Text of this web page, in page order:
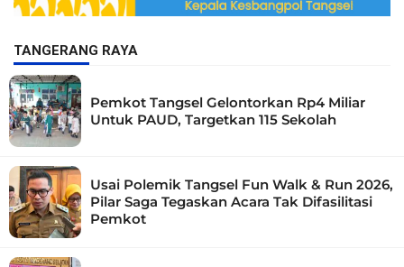
TANGERANG RAYA
Pemkot Tangsel Gelontorkan Rp4 Miliar
Untuk PAUD, Targetkan 115 Sekolah
Usai Polemik Tangsel Fun Walk & Run 2026,
Pilar Saga Tegaskan Acara Tak Difasilitasi
Pemkot